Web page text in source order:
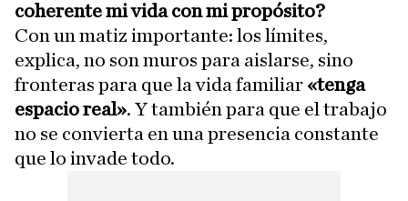
coherente mi vida con mi propósito?
Con un matiz importante: los límites,
explica, no son muros para aislarse, sino
fronteras para que la vida familiar «tenga
espacio real». Y también para que el trabajo
no se convierta en una presencia constante
que lo invade todo.